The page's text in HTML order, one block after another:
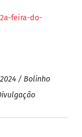
feira-do-
/ Bolinho